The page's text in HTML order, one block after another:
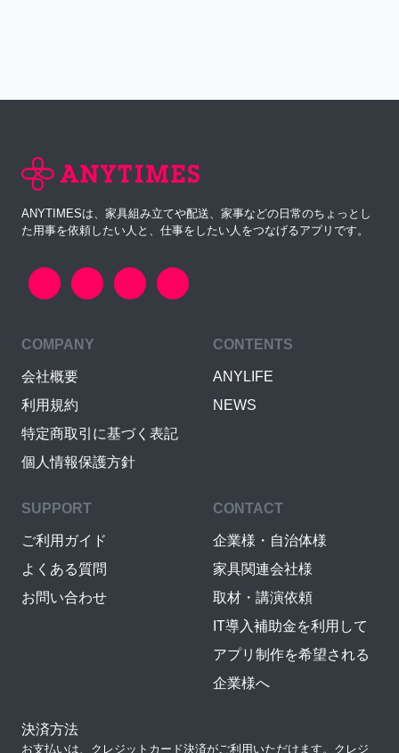
ANYTIMESは、家具組み立てや配送、家事などの日常のちょっとし
た用事を依頼したい人と、仕事をしたい人をつなげるアプリです。
COMPANY
会社概要
利用規約
特定商取引に基づく表記
個人情報保護方針
CONTENTS
ANYLIFE
NEWS
SUPPORT
ご利用ガイド
よくある質問
お問い合わせ
CONTACT
企業様・自治体様
家具関連会社様
取材・講演依頼
IT導入補助金を利用して
アプリ制作を希望される
企業様へ
決済方法
お支払いは、クレジットカード決済がご利用いただけます。クレジ